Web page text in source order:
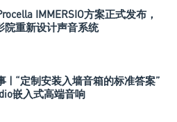
IMMERSIO方案正式发布，
院重新设计声音系统
| “定制安装入墙音箱的标准答案”
嵌入式高端音响